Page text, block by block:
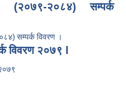
(२०७९-२०८४) सम्पर्क
सम्पर्क विवरण ।
विवरण २०७९ l